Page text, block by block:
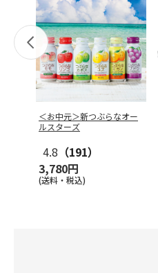
＜お中元＞新つぶらなオー
ルスターズ
4.8 （191）
3,780円
(送料・税込)